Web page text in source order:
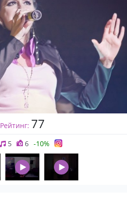
Рейтинг: 77
5 6 -10%